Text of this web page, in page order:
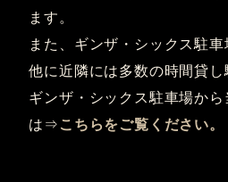
ます。
また、ギンザ・シックス駐
他に近隣には多数の時間貸し
ギンザ・シックス駐車場か
は⇒ こちらをご覧ください。